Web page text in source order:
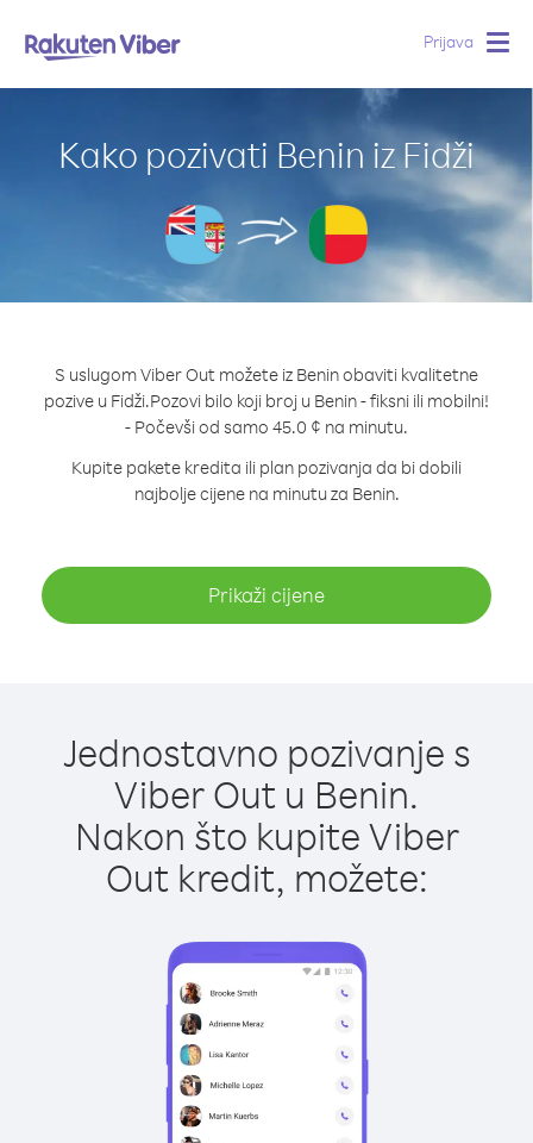
Prijava
Kako pozivati Benin iz Fidži
S uslugom Viber Out možete iz Benin obaviti kvalitetne
pozive u Fidži.Pozovi bilo koji broj u Benin - fiksni ili mobilni!
- Počevši od samo 45.0 ¢ na minutu.
Kupite pakete kredita ili plan pozivanja da bi dobili
najbolje cijene na minutu za Benin.
Prikaži cijene
Jednostavno pozivanje s
Viber Out u Benin.
Nakon što kupite Viber
Out kredit, možete: